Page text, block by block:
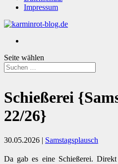
Impressum
Seite wählen
Schießerei
22/26}
30.05.2026 | Samstagsplausch
Da gab es eine Schießerei.